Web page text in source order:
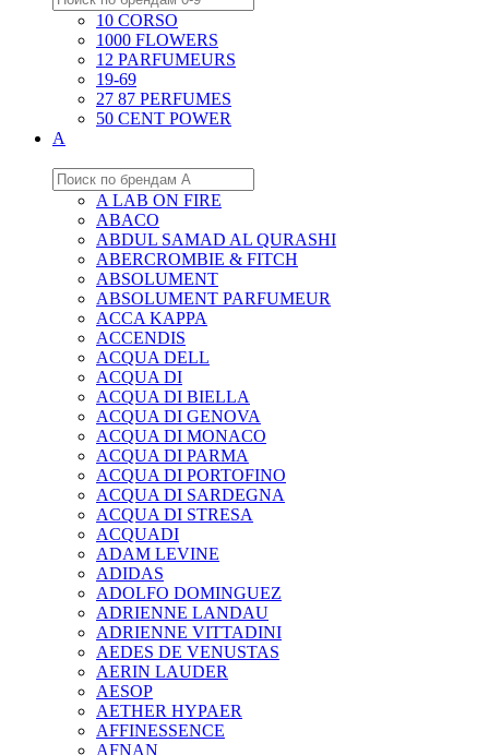
10 CORSO
1000 FLOWERS
12 PARFUMEURS
19-69
27 87 PERFUMES
50 CENT POWER
A
A LAB ON FIRE
ABACO
ABDUL SAMAD AL QURASHI
ABERCROMBIE & FITCH
ABSOLUMENT
ABSOLUMENT PARFUMEUR
ACCA KAPPA
ACCENDIS
ACQUA DELL
ACQUA DI
ACQUA DI BIELLA
ACQUA DI GENOVA
ACQUA DI MONACO
ACQUA DI PARMA
ACQUA DI PORTOFINO
ACQUA DI SARDEGNA
ACQUA DI STRESA
ACQUADI
ADAM LEVINE
ADIDAS
ADOLFO DOMINGUEZ
ADRIENNE LANDAU
ADRIENNE VITTADINI
AEDES DE VENUSTAS
AERIN LAUDER
AESOP
AETHER HYPAER
AFFINESSENCE
AFNAN